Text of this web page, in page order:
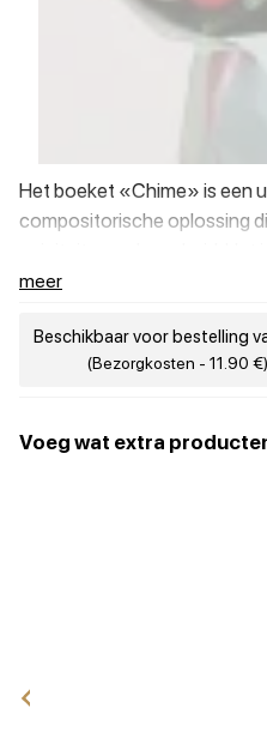
Het boeket «Chime» is een
compositorische oplossing
verzameling kleurrijke
meer
Beschikbaar voor bestelling
(Bezorgkosten - 11.90 €)
Voeg wat extra